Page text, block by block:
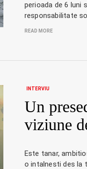
perioada de 6 luni
responsabilitate
READ MORE
INTERVIU
Un
viziune
Este tanar,
o intalnesti des la